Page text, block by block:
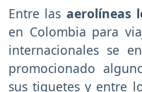
Entre las aerolíneas
en Colombia para
internacionales se
promocionado
sus tiquetes y entre